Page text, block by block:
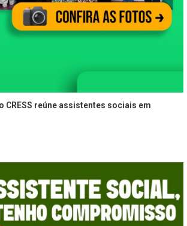
CRESS reúne assistentes sociais em